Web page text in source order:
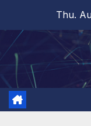
content
Thu.